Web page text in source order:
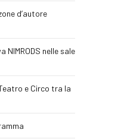
d’autore
NIMRODS nelle sale
e Circo tra la